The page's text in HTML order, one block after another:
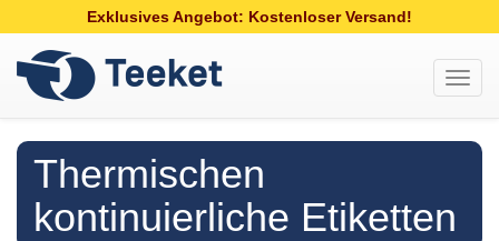
Exklusives Angebot: Kostenloser Versand!
Thermischen
kontinuierliche Etiketten